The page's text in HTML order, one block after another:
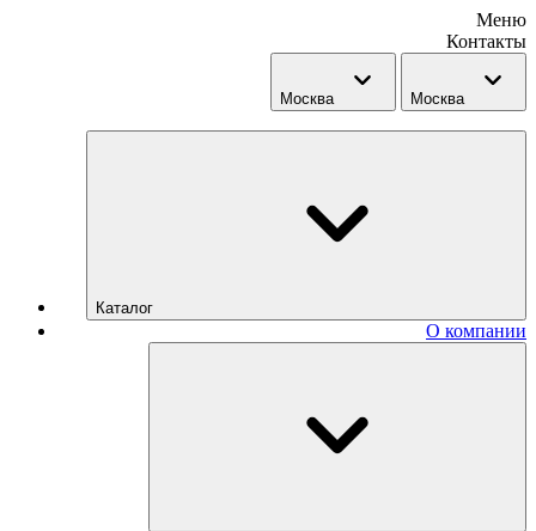
Меню
Контакты
Москва Москва
Каталог
О компании